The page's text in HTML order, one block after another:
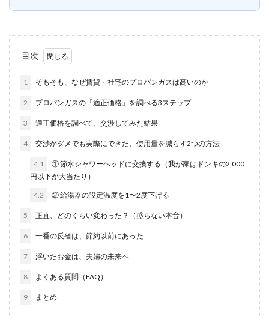
目次
1 そもそも、なぜ賃貸・社宅のプロパンガスは高いのか
2 プロパンガスの「適正価格」を調べる3ステップ
3 適正価格を調べて、交渉してみた結果
4 交渉がダメでも実際にできた、使用量を減らす2つの方法
4.1
① 節水シャワーヘッドに交換する（我が家はドンキの2,000
円以下が大当たり）
4.2 ② 給湯器の設定温度を1〜2度下げる
5 正直、どのくらい変わった？（盛らない本音）
6 一番の反省は、節約以前にあった
7 浮いたお金は、夫婦の未来へ
8 よくある質問（FAQ）
9 まとめ